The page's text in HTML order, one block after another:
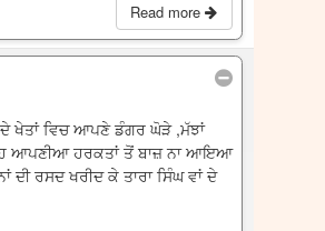
Read more
ਖੇਤਾਂ ਵਿਚ ਆਪਣੇ ਡੰਗਰ ਘੋੜੇ ,ਮੱਝਾਂ
ਉਹ ਆਪਣੀਆ ਹਰਕਤਾਂ ਤੋਂ ਬਾਜ਼ ਨਾ ਆਇਆ
ਰਸਦ ਖਰੀਦ ਕੇ ਤਾਰਾ ਸਿੰਘ ਵਾਂ ਦੇ